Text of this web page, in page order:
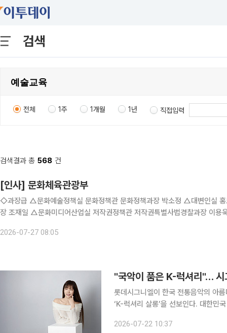
검색
전체 1주 1개월 1년 직접입력
검색결과 총 568 건
[인사] 문화체육관광부
◇과장급 △문화예술정책실 문화정책관 문화정책과장 박소정 △대변인실
장 조재일 △문화미디어산업실 저작권정책관 저작권특별사법경찰과장 이
2026-07-27 08:05
"국악이 품은 K-럭셔리"… 시
롯데시그니엘이 한국 전통음악의 아
‘K-럭셔리 살롱’을 선보인다. 대한민국 대표 럭셔리 랜드마크 호텔인 시그니엘 서울은 오는 7월 25
현대적 감각을 결합해 국내외 VIP 고
2026-07-22 10:37